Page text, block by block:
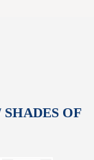
OF